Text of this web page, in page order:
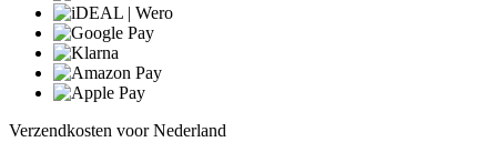
Verzendkosten voor Nederland